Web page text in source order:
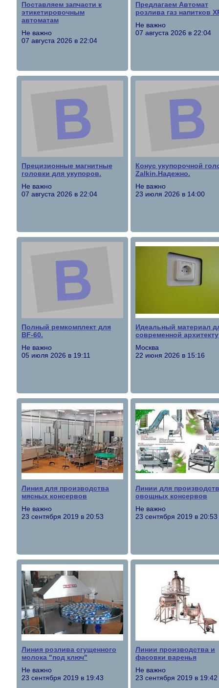
Поставляем запчасти к
этикетировочным
автоматам
Не важно
07 августа 2026 в 22:04
Предлагаем Автомат
розлива газ напитков
Не важно
07 августа 2026 в 22:04
Прецизионные магнитные
головки для укупоров.
Не важно
07 августа 2026 в 22:04
Конус укупорочной
Zalkin.Надежно.
Не важно
23 июля 2026 в 14:00
Полный ремкомплект для
BF-60.
Не важно
05 июля 2026 в 19:11
Идеальный материал
современной
Москва
22 июня 2026 в 15:16
Линия для производства
мясных консервов
Не важно
23 сентября 2019 в 20:53
Линии для
овощных консервов
Не важно
23 сентября 2019 в 20:53
Линия розлива сгущенного
молока "под ключ"
Не важно
23 сентября 2019 в 19:43
Линии производства и
фасовки варенья
Не важно
23 сентября 2019 в 19:42